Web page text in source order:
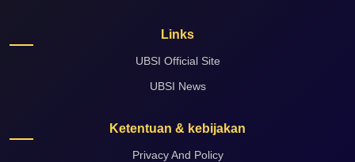
Links
UBSI Official Site
UBSI News
Ketentuan & kebijakan
Privacy And Policy